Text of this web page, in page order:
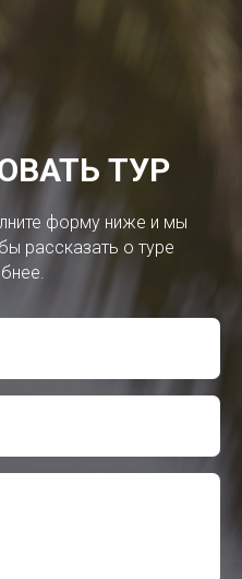
ТУР
форму ниже и мы
рассказать о туре